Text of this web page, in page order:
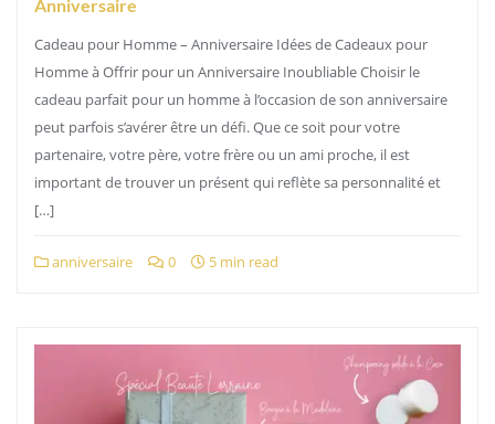
Anniversaire
Cadeau pour Homme – Anniversaire Idées de Cadeaux pour
Homme à Offrir pour un Anniversaire Inoubliable Choisir le
cadeau parfait pour un homme à l’occasion de son anniversaire
peut parfois s’avérer être un défi. Que ce soit pour votre
partenaire, votre père, votre frère ou un ami proche, il est
important de trouver un présent qui reflète sa personnalité et
[…]
anniversaire 0 5 min read